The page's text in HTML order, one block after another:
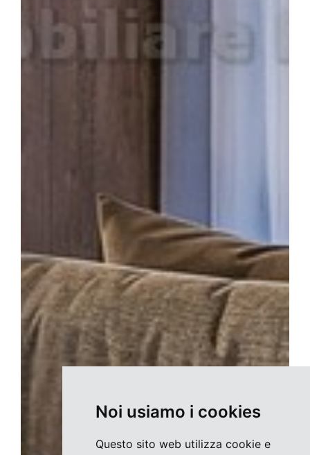
Noi usiamo i cookies
Questo sito web utilizza cookie e